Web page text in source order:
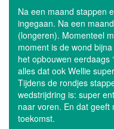
Na een maand stappen
ingegaan. Na een
(longeren). Momenteel
moment is de wond
het opbouwen eerdaags
alles dat ook Wellie
Tijdens de rondjes
wedstrijdring is: super
naar voren. En dat
toekomst.